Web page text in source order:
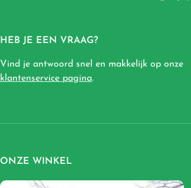
HEB JE EEN VRAAG?
Vind je antwoord snel en makkelijk op onze
klantenservice pagina.
ONZE WINKEL